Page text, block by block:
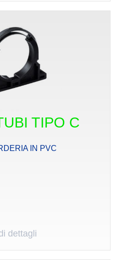
TIPO C
IN PVC
dettagli